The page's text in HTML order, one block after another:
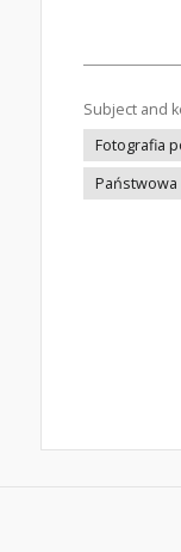
Subject and
Fotografia
Państwowa